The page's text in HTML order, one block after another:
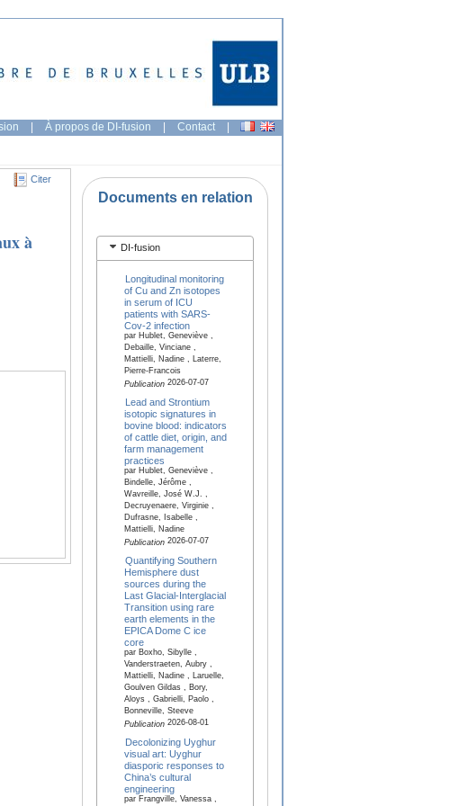
| À propos de DI-fusion | Contact |
Citer
à
Documents en relation
DI-fusion
Longitudinal monitoring
of Cu and Zn isotopes
in serum of ICU
patients with SARS-
Cov-2 infection
par Hublet, Geneviève ,
Debaille, Vinciane ,
Mattielli, Nadine , Laterre,
Pierre-Francois
Publication2026-07-07
Lead and Strontium
isotopic signatures in
bovine blood: indicators
of cattle diet, origin, and
farm management
practices
par Hublet, Geneviève ,
Bindelle, Jérôme ,
Wavreille, José W.J. ,
Decruyenaere, Virginie ,
Dufrasne, Isabelle ,
Mattielli, Nadine
Publication2026-07-07
Quantifying Southern
Hemisphere dust
sources during the
Last Glacial-Interglacial
Transition using rare
earth elements in the
EPICA Dome C ice
core
par Boxho, Sibylle ,
Vanderstraeten, Aubry ,
Mattielli, Nadine , Laruelle,
Goulven Gildas , Bory,
Aloys , Gabrielli, Paolo ,
Bonneville, Steeve
Publication2026-08-01
Decolonizing Uyghur
visual art: Uyghur
diasporic responses to
China’s cultural
engineering
par Frangville, Vanessa ,